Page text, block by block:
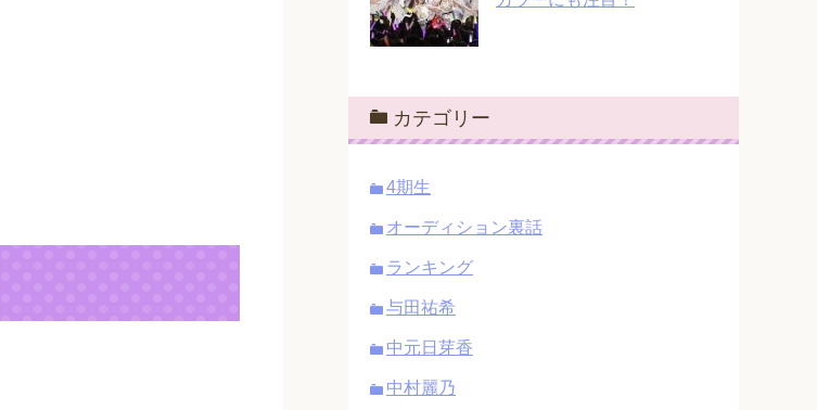
カテゴリー
4期生
オーディション裏話
ランキング
与田祐希
中元日芽香
中村麗乃